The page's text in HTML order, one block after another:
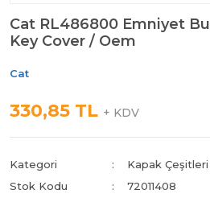
Cat RL486800 Emniyet
Key Cover / Oem
Cat
330,85 TL + KDV
Kategori
Kapak Çeşitleri
Stok Kodu
72011408